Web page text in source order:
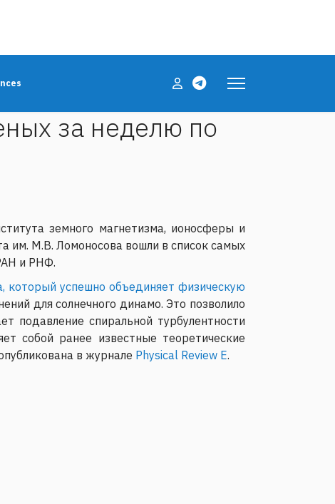
за неделю по
земного магнетизма, ионосферы и
им. М.В. Ломоносова вошли в список самых
и РНФ.
который успешно объединяет физическую
для солнечного динамо. Это позволило
подавление спиральной турбулентности
собой ранее известные теоретические
в журнале Physical Review E.